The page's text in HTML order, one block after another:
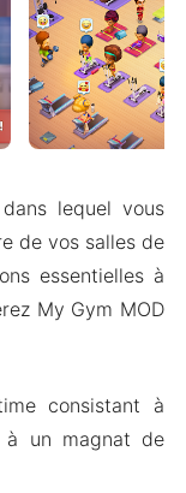
lequel vous
de vos salles de
essentielles à
My Gym MOD
consistant à
à un magnat de